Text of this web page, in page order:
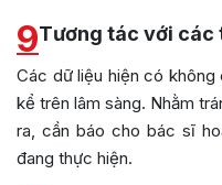
9Tương tác với các
Các dữ liệu hiện có
kể trên lâm sàng. Nhằm
ra, cần báo cho bác sĩ
đang thực hiện.